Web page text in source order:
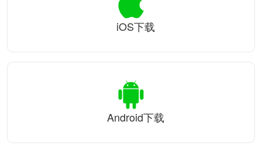
iOS下载
Android下载